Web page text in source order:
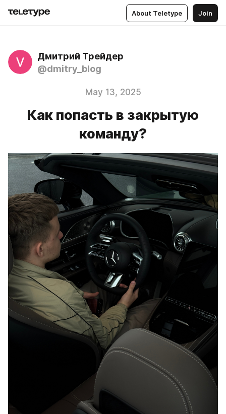
About Teletype Join
Дмитрий Трейдер
@dmitry_blog
May 13, 2025
Как попасть в закрытую
команду?